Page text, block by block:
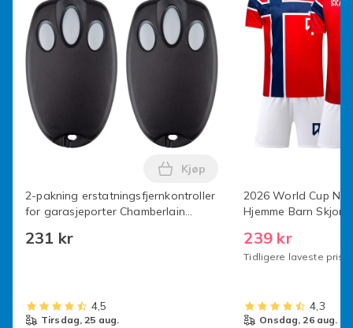
2-pakning erstatningsfjernkontroller
for garasjeporter Chamberlain
| ML700 | ML500 | ML850 | Merlin
231 kr
Legg 2-pakning
Kjøp
4,5
tirsdag, 25 aug.
2026 World Cup
Hjemme Barn
239 kr
Tidligere laveste pris:
4,3
onsdag, 26 aug.